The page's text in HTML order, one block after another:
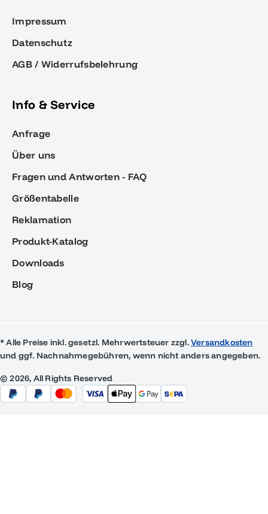
Impressum
Datenschutz
AGB / Widerrufsbelehrung
Info & Service
Anfrage
Über uns
Fragen und Antworten - FAQ
Größentabelle
Reklamation
Produkt-Katalog
Downloads
Blog
* Alle Preise inkl. gesetzl. Mehrwertsteuer zzgl.Versandkosten
und ggf. Nachnahmegebühren, wenn nicht anders angegeben.
© 2026, All Rights Reserved